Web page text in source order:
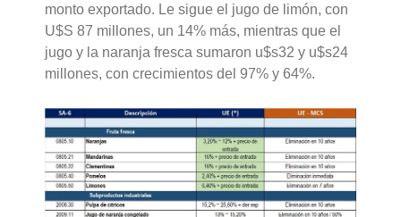
monto exportado. Le sigue el jugo de limón, con
U$S 87 millones, un 14% más, mientras que el
jugo y la naranja fresca sumaron u$s32 y u$s24
millones, con crecimientos del 97% y 64%.